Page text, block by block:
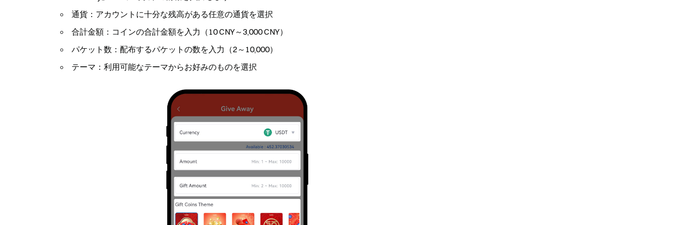
通貨 ：アカウントに十分な残高がある任意の通貨を選択
合計金額 ：コインの合計金額を入力（10 CNY～3,000 CNY）
パケット数 ：配布するパケットの数を入力（2～10,000）
テーマ ：利用可能なテーマからお好みのものを選択